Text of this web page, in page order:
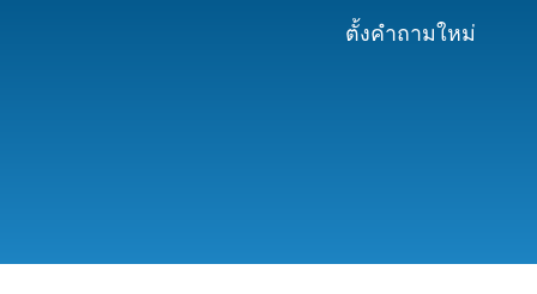
ตั้งคำถามใหม่